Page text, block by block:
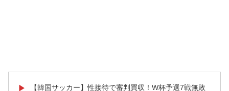
▶
【韓国サッカー】性接待で審判買収！W杯予選7戦無敗